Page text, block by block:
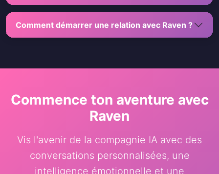
Comment démarrer une relation avec Raven ?
Commence ton aventure avec
Raven
Vis l'avenir de la compagnie IA avec des
conversations personnalisées, une
intelligence émotionnelle et une